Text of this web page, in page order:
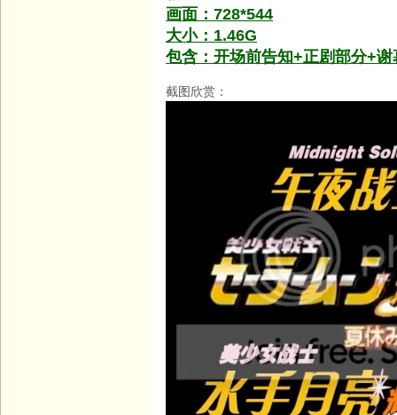
画面：728*544
大小：1.46G
包含：开场前告知+正剧部分+
截图欣赏：